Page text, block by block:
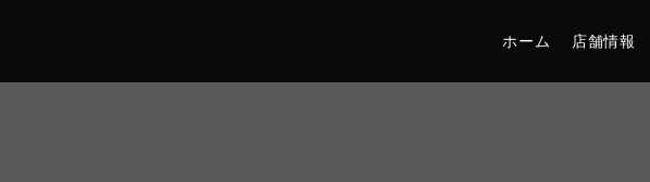
ホーム 店舗情報